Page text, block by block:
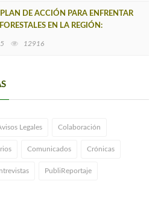
PLAN DE ACCIÓN PARA ENFRENTAR
EN LA REGIÓN:
12916
Legales Colaboración
Comunicados Crónicas
PubliReportaje